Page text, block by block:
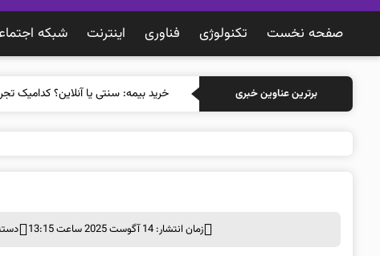
صفحه نخست تکنولوژی فناوری اينترنت شبكه
برترین عناوین خبری خرید بیمه
زمان انتشار: 14 آگوست 2025 ساعت 13:15